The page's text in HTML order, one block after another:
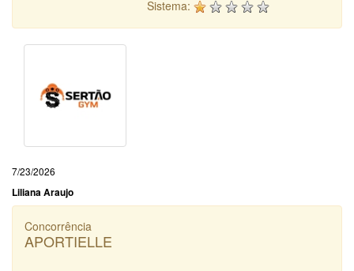
Sistema:
7/23/2026
Liliana Araujo
Concorrência
APORTIELLE